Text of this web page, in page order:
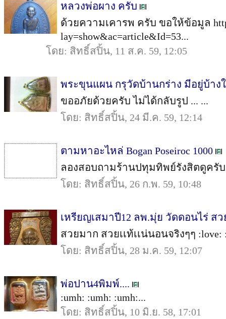
หลวงพ่อผาง ครับ
ด้วยความเคารพ ครับ ขอให้ข้อมูล
lay=show&ac=article&Id=53...
โดย: สิทธิ์สปิ้น, 11 ส.ค. 59, 12:05
พระขุนแผน กรุวัดบ้านกร่าง มีอยู่บ้า
ขออภัยด้วยครับ ไม่ได้กลับรูป ... ...
โดย: สิทธิ์สปิ้น, 24 มี.ค. 59, 12:14
ตามหาอะไหล่ Bogan Poseiroc 1000
ลองสอบถามร้านปทุมทิพย์รังสิตดูครับ
โดย: สิทธิ์สปิ้น, 26 ก.พ. 59, 10:48
เหรียญเสมาปี12 ลพ.มุ่ย วัดดอนไร่ ส
สวยมาก สวยเเท้เเน่นอนจริงๆๆ :love:
โดย: สิทธิ์สปิ้น, 28 ม.ค. 59, 12:07
พ่อปาน4พิมพ์....
:umh: :umh: :umh:...
โดย: สิทธิ์สปิ้น, 10 มิ.ย. 58, 17:01